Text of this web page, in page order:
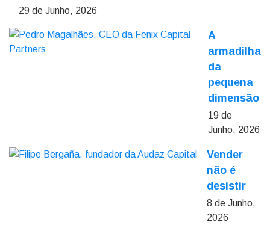
29 de Junho, 2026
A
armadilha
da
pequena
dimensão
19 de
Junho, 2026
Vender
não é
desistir
8 de Junho,
2026